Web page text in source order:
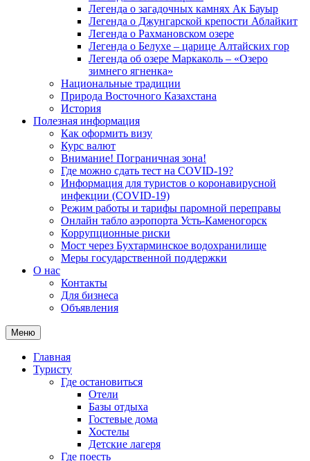
Легенда о загадочных камнях Ак Бауыр
Легенда о Джунгарской крепости Аблайкит
Легенда о Рахмановском озере
Легенда о Белухе – царице Алтайских гор
Легенда об озере Маркаколь – «Озеро
зимнего ягненка»
Национальные традиции
Природа Восточного Казахстана
История
Полезная информация
Как оформить визу
Курс валют
Внимание! Пограничная зона!
Где можно сдать тест на COVID-19?
Информация для туристов о коронавирусной
инфекции (COVID-19)
Режим работы и тарифы паромной переправы
Онлайн табло аэропорта Усть-Каменогорск
Коррупционные риски
Мост через Бухтарминское водохранилище
Меры государственной поддержки
О нас
Контакты
Для бизнеса
Объявления
Меню
Главная
Туристу
Где остановиться
Отели
Базы отдыха
Гостевые дома
Хостелы
Детские лагеря
Где поесть